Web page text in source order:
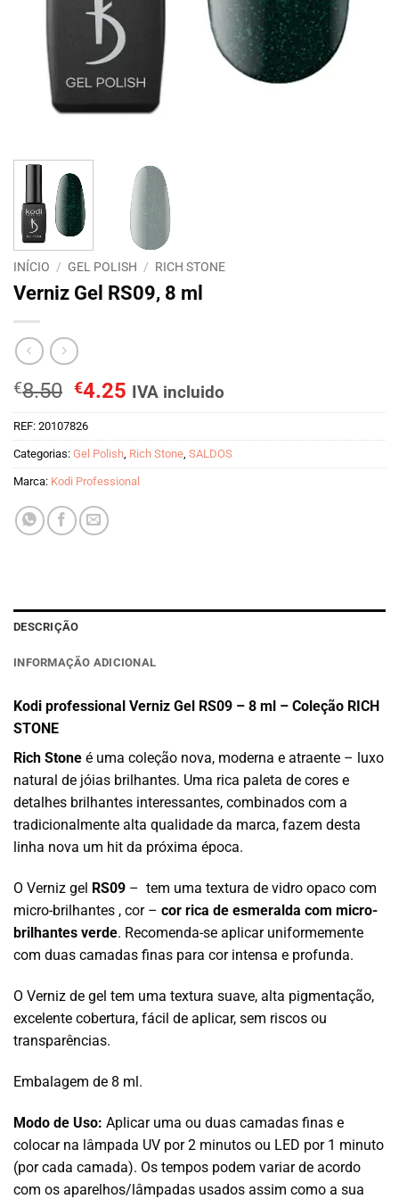
INÍCIO / GEL POLISH / RICH STONE
Verniz Gel RS09, 8 ml
€8.50 O
preço
original
era:
€8.50.
€4.25 O
preço
é:
€4.25.
IVA incluido
REF: 20107826
Categorias: Gel Polish Rich Stone SALDOS
Marca: Kodi Professional
DESCRIÇÃO
INFORMAÇÃO ADICIONAL
Kodi professional Verniz Gel RS09 – 8 ml – Coleção RICH
STONE
Rich Stone é uma coleção nova, moderna e atraente – luxo
natural de jóias brilhantes. Uma rica paleta de cores e
detalhes brilhantes interessantes, combinados com a
tradicionalmente alta qualidade da marca, fazem desta
linha nova um hit da próxima época.
O Verniz gel RS09 – tem uma textura de vidro opaco com
micro-brilhantes , cor – cor rica de esmeralda com micro-
brilhantes verde. Recomenda-se aplicar uniformemente
com duas camadas finas para cor intensa e profunda.
O Verniz de gel tem uma textura suave, alta pigmentação,
excelente cobertura, fácil de aplicar, sem riscos ou
transparências.
Embalagem de 8 ml.
Modo de Uso: Aplicar uma ou duas camadas finas e
colocar na lâmpada UV por 2 minutos ou LED por 1 minuto
(por cada camada). Os tempos podem variar de acordo
com os aparelhos/lâmpadas usados assim como a sua